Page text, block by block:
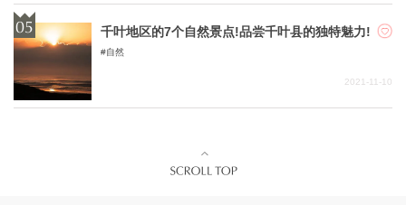
千叶地区的7个自然景点!品尝千叶县的独特魅力!
自然
2021-11-10